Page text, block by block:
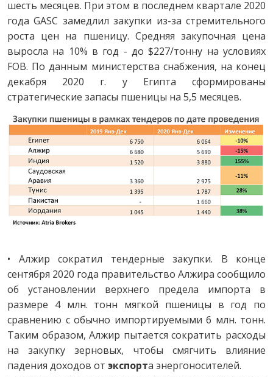
шесть месяцев. При этом в последнем квартале 2020
года GASC замедлил закупки из-за стремительного
роста цен на пшеницу. Средняя закупочная цена
выросла на 10% в год - до $227/тонну на условиях
FOB. По данным министерства снабжения, на конец
декабря 2020 г. у Египта сформированы
стратегические запасы пшеницы на 5,5 месяцев.
• Алжир сократил тендерные закупки. В конце
сентября 2020 года правительство Алжира сообщило
об установлении верхнего предела импорта в
размере 4 млн. тонн мягкой пшеницы в год по
сравнению с обычно импортируемыми 6 млн. тонн.
Таким образом, Алжир пытается сократить расходы
на закупку зерновых, чтобы смягчить влияние
падения доходов от экспорта энергоносителей.